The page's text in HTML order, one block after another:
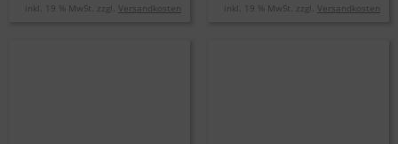
inkl. 19 % MwSt. zzgl. Versandkosten inkl. 19 % MwSt. zzgl. Versandkosten